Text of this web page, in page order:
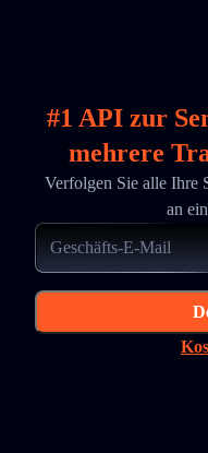
#1 API zur
mehrere
Verfolgen Sie alle Ihre
an